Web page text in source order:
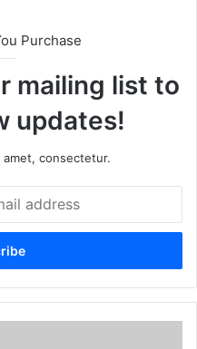
Purchase
mailing list to
updates!
consectetur.